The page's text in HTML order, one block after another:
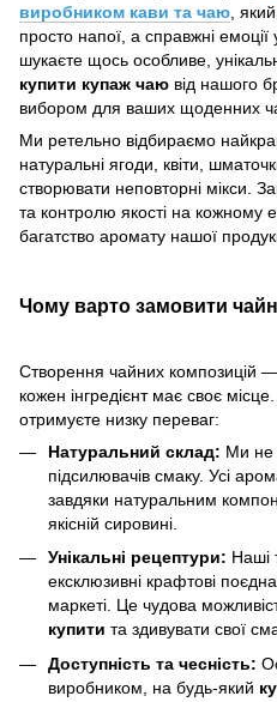
виробником кави та чаю ,
просто напої, а справжні
шукаєте щось особливе,
купити купаж чаю від нашого
вибором для ваших щоденних
Ми ретельно відбираємо
натуральні ягоди, квіти,
створювати неповторні мікси.
та контролю якості на кожному
багатство аромату нашої
Чому варто замовити
Створення чайних композицій
кожен інгредієнт має своє
отримуєте низку переваг:
Натуральний склад: Ми не
підсилювачів смаку. Усі
завдяки натуральним
якісній сировині.
Унікальні рецептури: Наші
ексклюзивні крафтові
маркеті. Це чудова
купити та здивувати свої
Доступність та чесність:
виробником, на будь-який